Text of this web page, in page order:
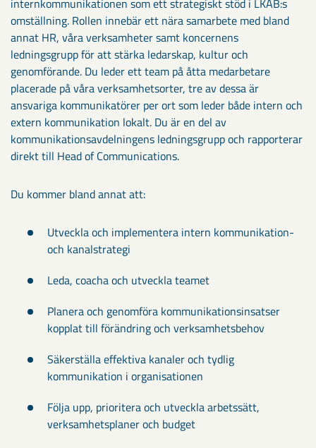
internkommunikationen som ett strategiskt stöd i LKAB:s
omställning. Rollen innebär ett nära samarbete med bland
annat HR, våra verksamheter samt koncernens
ledningsgrupp för att stärka ledarskap, kultur och
genomförande. Du leder ett team på åtta medarbetare
placerade på våra verksamhetsorter, tre av dessa är
ansvariga kommunikatörer per ort som leder både intern och
extern kommunikation lokalt. Du är en del av
kommunikationsavdelningens ledningsgrupp och rapporterar
direkt till Head of Communications.
Du kommer bland annat att:
Utveckla och implementera intern kommunikation-
och kanalstrategi
Leda, coacha och utveckla teamet
Planera och genomföra kommunikationsinsatser
kopplat till förändring och verksamhetsbehov
Säkerställa effektiva kanaler och tydlig
kommunikation i organisationen
Följa upp, prioritera och utveckla arbetssätt,
verksamhetsplaner och budget